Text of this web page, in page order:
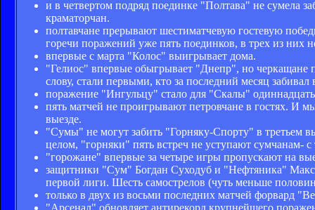
и в четвертом подряд поединке "Полтава" не сумела
краматорчан.
полтавчане прерывают шестиматчевую гостевую
горечи поражений уже пять поединков, в трех из них
впервые с марта "Колос" выигрывает дома.
"Гелиос" впервые обыгрывает "Днепр", но черкащане
слову, стали первыми, кто за последний месяц забивал
поражение "Ингульцу" стало для "Скалы"
пять матчей не проигрывают петровчане в гостях. И
выезде.
"Сумы" не могут забить "Горняку-Спорту" в третьем
целом, "горняки" пять встреч не уступают сумчанам-
"горожане" впервые за четыре игры пропускают на
защитники "Сум" Богдан Суходуб и "Нефтяника"
первой лиги. Шесть самострелов (чуть меньше
только в двух из восьми последних матчей форвард
"Арсенал" обновляет антирекорд крупнейшего